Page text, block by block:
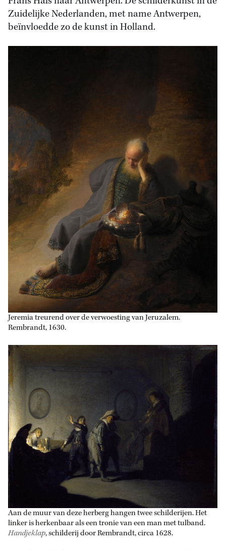
Zuidelijke Nederlanden, met name Antwerpen,
beïnvloedde zo de kunst in Holland.
Jeremia treurend over de verwoesting van Jeruzalem.
Rembrandt, 1630.
Aan de muur van deze herberg hangen twee schilderijen. Het
linker is herkenbaar als een tronie van een man met tulband.
Handjeklap, schilderij door Rembrandt, circa 1628.